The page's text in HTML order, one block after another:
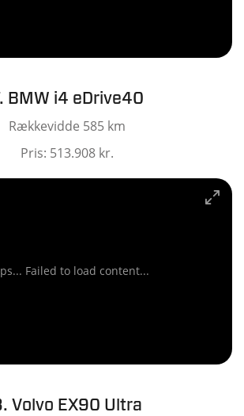
BMW i4 eDrive40
Rækkevidde 585 km
Pris: 513.908 kr.
Failed to load content...
Volvo EX90 Ultra